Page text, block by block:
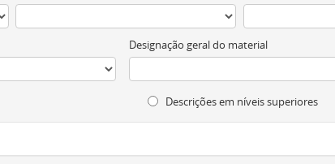
Designação geral do material
Descrições em níveis superiores